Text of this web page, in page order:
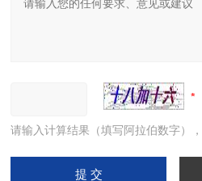
请输入计算结果（填写阿拉伯数字）